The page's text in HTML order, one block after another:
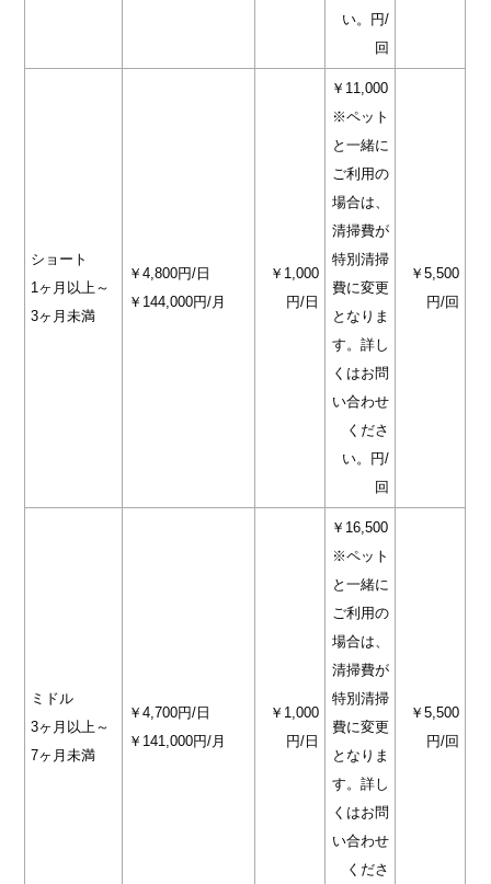
い。円/
回
ショート
1ヶ月以上～
3ヶ月未満
￥4,800円/日
￥144,000円/月
￥1,000
円/日
￥11,000
※ペット
と一緒に
ご利用の
場合は、
清掃費が
特別清掃
費に変更
となりま
す。詳し
くはお問
い合わせ
くださ
い。円/
回
￥5,500
円/回
ミドル
3ヶ月以上～
7ヶ月未満
￥4,700円/日
￥141,000円/月
￥1,000
円/日
￥16,500
※ペット
と一緒に
ご利用の
場合は、
清掃費が
特別清掃
費に変更
となりま
す。詳し
くはお問
い合わせ
くださ
￥5,500
円/回